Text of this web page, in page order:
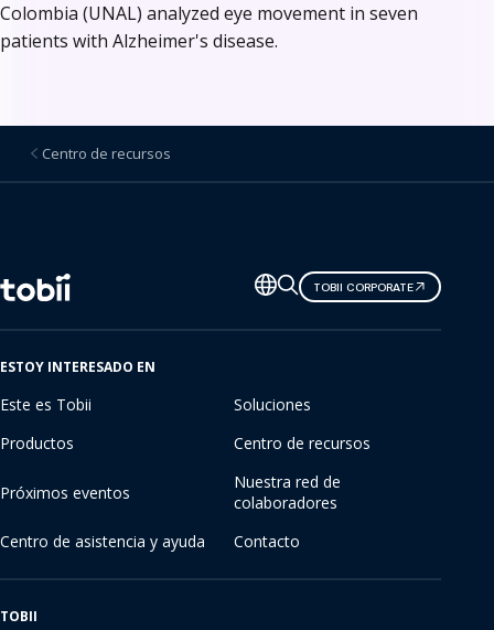
Colombia (UNAL) analyzed eye movement in seven
patients with Alzheimer's disease.
Centro de recursos
Cambiar
de
idioma
TOBII CORPORATE
ESTOY INTERESADO EN
Este es Tobii
Soluciones
Productos
Centro de recursos
Próximos eventos
Nuestra red de
colaboradores
Centro de asistencia y ayuda
Contacto
TOBII